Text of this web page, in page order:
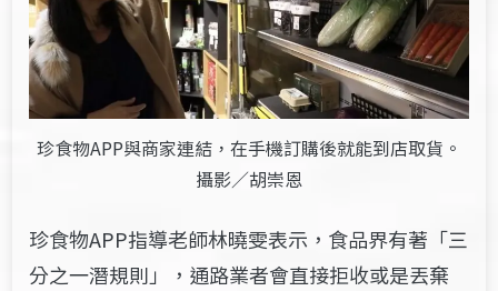
珍食物APP與商家連結，在手機訂購後就能到店取貨。
攝影／胡崇恩
珍食物APP指導老師林曉雯表示，食品界有著「三
分之一潛規則」，通路業者會直接拒收或是丟棄